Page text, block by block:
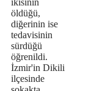
ikisinin
öldüğü,
diğerinin ise
tedavisinin
sürdüğü
öğrenildi.
İzmir'in Dikili
ilçesinde